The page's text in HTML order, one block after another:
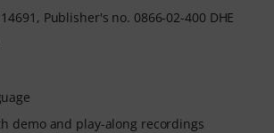
Publisher's no. 0866-02-400 DHE
demo and play-along recordings